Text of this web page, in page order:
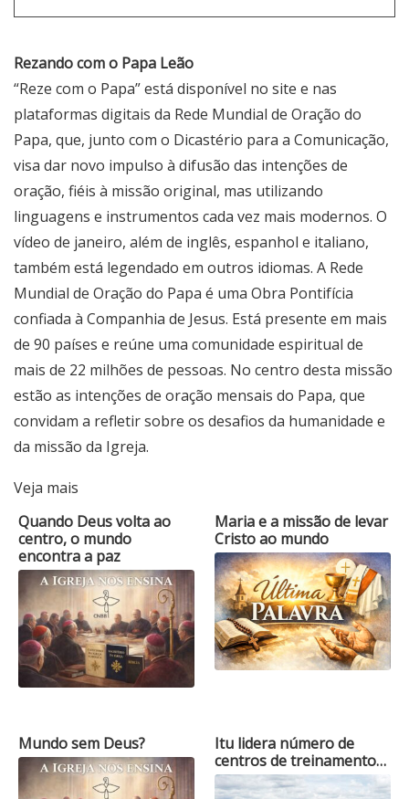
Rezando com o Papa Leão
“Reze com o Papa” está disponível no site e nas
plataformas digitais da Rede Mundial de Oração do
Papa, que, junto com o Dicastério para a Comunicação,
visa dar novo impulso à difusão das intenções de
oração, fiéis à missão original, mas utilizando
linguagens e instrumentos cada vez mais modernos. O
vídeo de janeiro, além de inglês, espanhol e italiano,
também está legendado em outros idiomas. A Rede
Mundial de Oração do Papa é uma Obra Pontifícia
confiada à Companhia de Jesus. Está presente em mais
de 90 países e reúne uma comunidade espiritual de
mais de 22 milhões de pessoas. No centro desta missão
estão as intenções de oração mensais do Papa, que
convidam a refletir sobre os desafios da humanidade e
da missão da Igreja.
Veja mais
Quando Deus volta ao
centro, o mundo
encontra a paz
Maria e a missão de levar
Cristo ao mundo
Mundo sem Deus?
Itu lidera número de
centros de treinamento…